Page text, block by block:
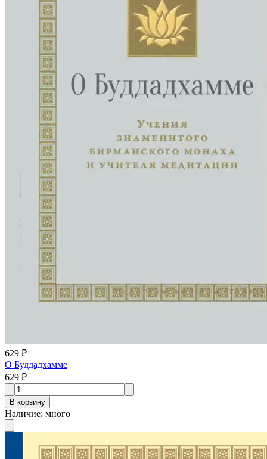
629 ₽
О Буддадхамме
629 ₽
В корзину
Наличие: много